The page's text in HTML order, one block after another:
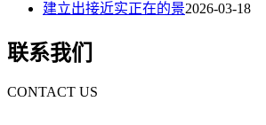
建立出接近实正在的景2026-03-18
联系我们
CONTACT US